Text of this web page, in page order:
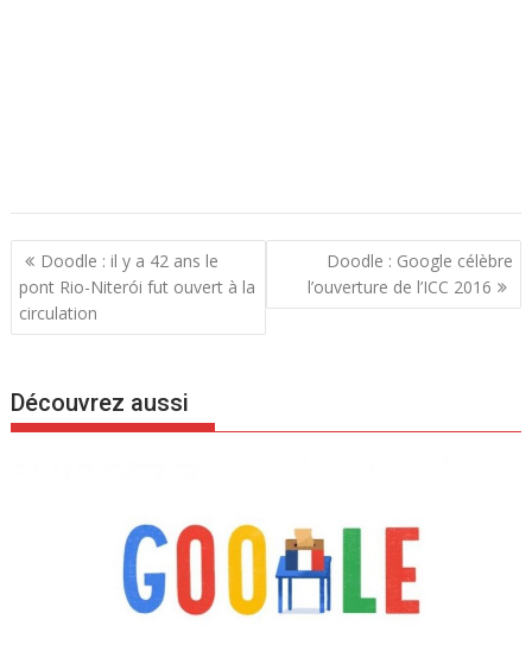
N
a
v
g
a
Doodle : il y a 42 ans le
pont Rio-Niterói fut ouvert à la
circulation
Doodle : Google célèbre
l’ouverture de l’ICC 2016
Découvrez aussi